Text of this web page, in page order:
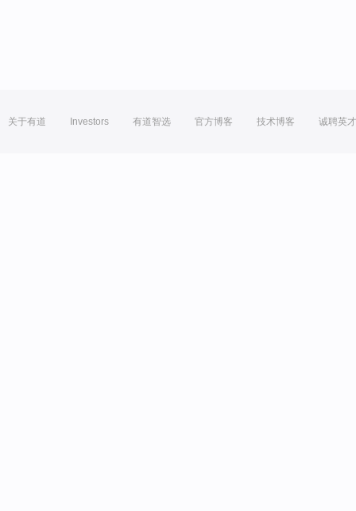
关于有道 Investors 有道智选 官方博客 技术博客 诚聘英才